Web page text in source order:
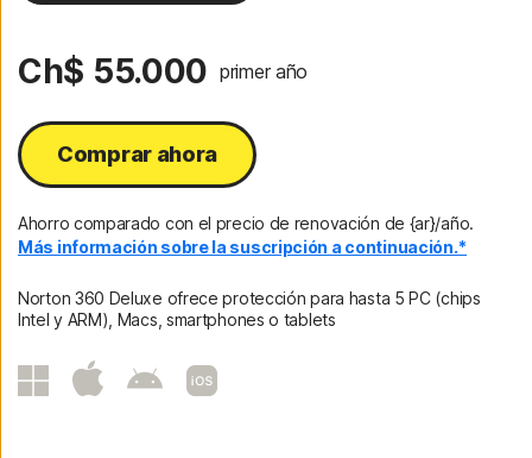
Ch$ 55.000 primer año
Comprar ahora
Ahorro comparado con el precio de renovación de {ar}/año.
Más información sobre la suscripción a continuación.*
Norton 360 Deluxe ofrece protección para hasta 5 PC (chips
Intel y ARM), Macs, smartphones o tablets